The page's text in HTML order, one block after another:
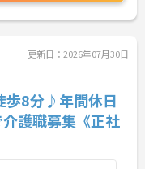
更新日：2026年07月30日
歩8分♪年間休日
護職募集《正社